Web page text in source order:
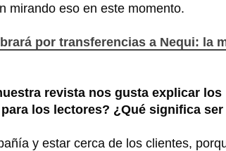
mirando eso en este momento.
por transferencias a Nequi: la
revista nos gusta explicar los
los lectores? ¿Qué significa ser
y estar cerca de los clientes,